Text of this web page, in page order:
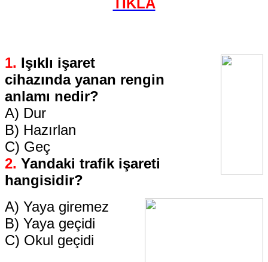
TIKLA
1. Işıklı işaret
cihazında yanan rengin
anlamı nedir?
A) Dur
B) Hazırlan
C) Geç
2. Yandaki trafik işareti
hangisidir?
A) Yaya giremez
B) Yaya geçidi
C) Okul geçidi